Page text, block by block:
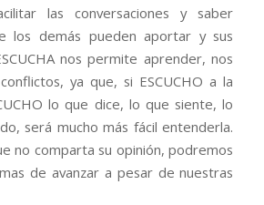
las conversaciones y saber
los demás pueden aportar y sus
nos permite aprender, nos
ya que, si ESCUCHO a la
lo que dice, lo que siente, lo
será mucho más fácil entenderla.
no comparta su opinión, podremos
de avanzar a pesar de nuestras